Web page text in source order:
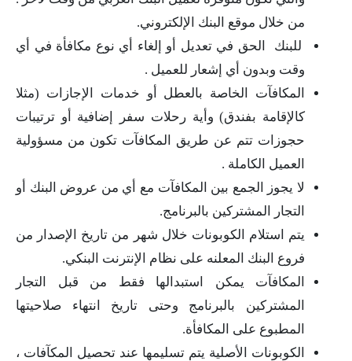
من خلال موقع البنك الإلكتروني.
للبنك الحق في تعديل أو إلغاء أي نوع مكافأة في أي
وقت وبدون أي إشعار للعميل .
المكافآت الخاصة بالعطل أو خدمات الإجازات (مثلا
كالإقامة بفندق) وأية رحلات سفر إضافية أو ترتيبات
حجوزات تتم عن طريق المكافآت تكون من مسؤولية
العميل الكاملة .
لا يجوز الجمع بين المكافآت مع أي من عروض البنك أو
التجار المشتركين بالبرنامج.
يتم استلام الكوبونات خلال شهر من تاريخ الإصدار من
فروع البنك المعلنه على نظام الإنترنت البنكي.
المكافآت يمكن استبدالها فقط من قبل التجار
المشتركين بالبرنامج وحتى تاريخ انتهاء صلاحيتها
المطبوع على المكافأة.
الكوبونات الأصلية يتم تسليمها عند تحصيل المكآفات ،